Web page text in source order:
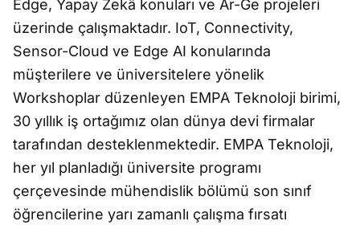
Edge, Yapay Zekâ konuları ve Ar-Ge projeleri
üzerinde çalışmaktadır. IoT, Connectivity,
Sensor-Cloud ve Edge AI konularında
müşterilere ve üniversitelere yönelik
Workshoplar düzenleyen EMPA Teknoloji birimi,
30 yıllık iş ortağımız olan dünya devi firmalar
tarafından desteklenmektedir. EMPA Teknoloji,
her yıl planladığı üniversite programı
çerçevesinde mühendislik bölümü son sınıf
öğrencilerine yarı zamanlı çalışma fırsatı